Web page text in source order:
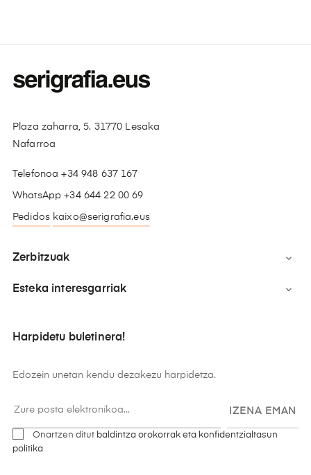
Plaza zaharra, 5. 31770 Lesaka
Nafarroa
Telefonoa +34 948 637 167
WhatsApp +34 644 22 00 69
Pedidos kaixo@serigrafia.eus
Zerbitzuak 
Esteka interesgarriak 
Harpidetu buletinera!
Edozein unetan kendu dezakezu harpidetza.
IZENA EMAN
Onartzen ditut baldintza orokorrak eta konfidentzialtasun
politika